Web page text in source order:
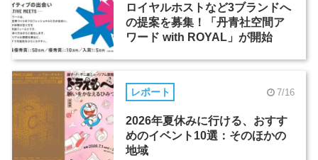
ロイヤルホストなど3ブランドへ
の提案を募集！「丹青社空間ア
ワード with ROYAL」が開始
レポート 7/16
2026年夏休みに行ける、おすす
めのイベント10選：そのほかの
地域